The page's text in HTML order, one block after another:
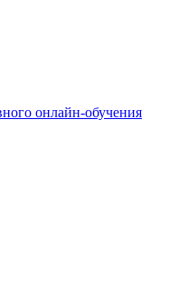
онлайн‑обучения